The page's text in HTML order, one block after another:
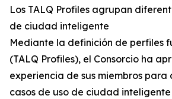
Los TALQ Profiles agrupan
de ciudad inteligente
Mediante la definición de perfiles
(TALQ Profiles), el Consorcio ha
experiencia de sus miembros
casos de uso de ciudad